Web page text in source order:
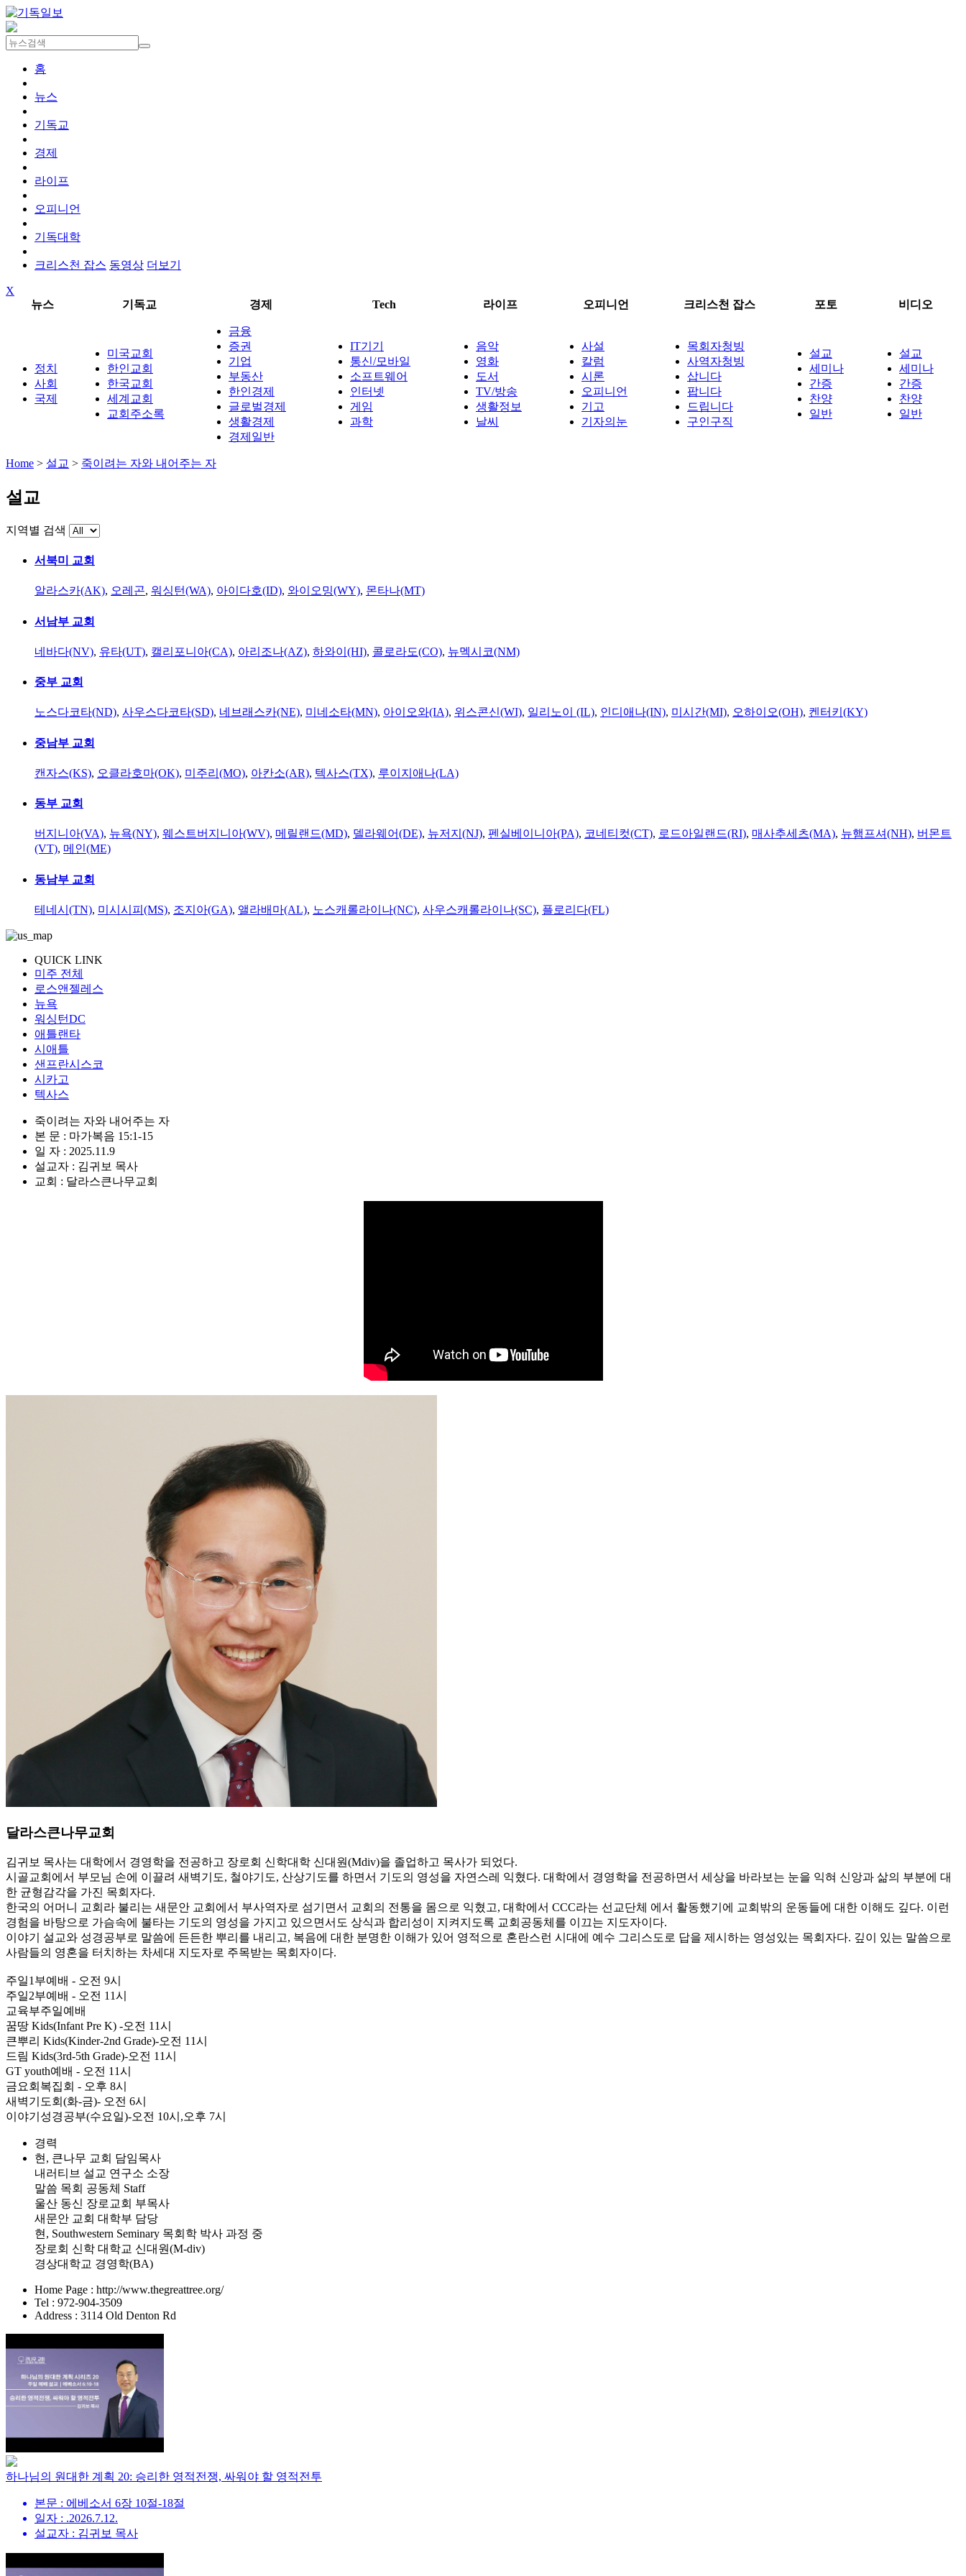
홈
뉴스
기독교
경제
라이프
오피니언
기독대학
크리스천 잡스 동영상 더보기
X
뉴스
기독교 경제 Tech 라이프 오피니언 크리스천 잡스 포토 비디오
정치
사회
국제
미국교회
한인교회
한국교회
세계교회
교회주소록
금융
증권
기업
부동산
한인경제
글로벌경제
생활경제
경제일반
IT기기
통신/모바일
소프트웨어
인터넷
게임
과학
음악
영화
도서
TV/방송
생활정보
날씨
사설
칼럼
시론
오피니언
기고
기자의눈
목회자청빙
사역자청빙
삽니다
팝니다
드립니다
구인구직
설교
세미나
간증
찬양
일반
설교
세미나
간증
찬양
일반
Home > 설교 > 죽이려는 자와 내어주는 자
설교
지역별 검색
서북미 교회
알라스카(AK), 오레곤, 워싱턴(WA), 아이다호(ID), 와이오밍(WY), 몬타나(MT)
서남부 교회
네바다(NV), 유타(UT), 캘리포니아(CA), 아리조나(AZ), 하와이(HI), 콜로라도(CO), 뉴멕시코(NM)
중부 교회
노스다코타(ND), 사우스다코타(SD), 네브래스카(NE), 미네소타(MN), 아이오와(IA), 위스콘신(WI), 일리노이 (IL), 인디애나(IN), 미시간(MI), 오하이오(OH), 켄터키(KY)
중남부 교회
캔자스(KS), 오클라호마(OK), 미주리(MO), 아칸소(AR), 텍사스(TX), 루이지애나(LA)
동부 교회
버지니아(VA), 뉴욕(NY), 웨스트버지니아(WV), 메릴랜드(MD), 델라웨어(DE), 뉴저지(NJ), 펜실베이니아(PA), 코네티컷(CT), 로드아일랜드(RI), 매사추세츠(MA), 뉴햄프셔(NH), 버몬트
(VT), 메인(ME)
동남부 교회
테네시(TN), 미시시피(MS), 조지아(GA), 앨라배마(AL), 노스캐롤라이나(NC), 사우스캐롤라이나(SC), 플로리다(FL)
QUICK LINK
미주 전체
로스앤젤레스
뉴욕
워싱턴DC
애틀랜타
시애틀
샌프란시스코
시카고
텍사스
죽이려는 자와 내어주는 자
본 문 : 마가복음 15:1-15
일 자 : 2025.11.9
설교자 : 김귀보 목사
교회 : 달라스큰나무교회
달라스큰나무교회
김귀보 목사는 대학에서 경영학을 전공하고 장로회 신학대학 신대원(Mdiv)을 졸업하고 목사가 되었다.
시골교회에서 부모님 손에 이끌려 새벽기도, 철야기도, 산상기도를 하면서 기도의 영성을 자연스레 익혔다. 대학에서 경영학을 전공하면서 세상을 바라보는 눈을 익혀 신앙과 삶의 부분에 대
한 균형감각을 가진 목회자다.
한국의 어머니 교회라 불리는 새문안 교회에서 부사역자로 섬기면서 교회의 전통을 몸으로 익혔고, 대학에서 CCC라는 선교단체 에서 활동했기에 교회밖의 운동들에 대한 이해도 깊다. 이런
경험을 바탕으로 가슴속에 불타는 기도의 영성을 가지고 있으면서도 상식과 합리성이 지켜지도록 교회공동체를 이끄는 지도자이다.
이야기 설교와 성경공부로 말씀에 든든한 뿌리를 내리고, 복음에 대한 분명한 이해가 있어 영적으로 혼란스런 시대에 예수 그리스도로 답을 제시하는 영성있는 목회자다. 깊이 있는 말씀으로
사람들의 영혼을 터치하는 차세대 지도자로 주목받는 목회자이다.
주일1부예배 - 오전 9시
주일2부예배 - 오전 11시
교육부주일예배
꿈땅 Kids(Infant Pre K) -오전 11시
큰뿌리 Kids(Kinder-2nd Grade)-오전 11시
드림 Kids(3rd-5th Grade)-오전 11시
GT youth예배 - 오전 11시
금요회복집회 - 오후 8시
새벽기도회(화-금)- 오전 6시
이야기성경공부(수요일)-오전 10시,오후 7시
경력
현, 큰나무 교회 담임목사
내러티브 설교 연구소 소장
말씀 목회 공동체 Staff
울산 동신 장로교회 부목사
새문안 교회 대학부 담당
현, Southwestern Seminary 목회학 박사 과정 중
장로회 신학 대학교 신대원(M-div)
경상대학교 경영학(BA)
Home Page : http://www.thegreattree.org/
Tel : 972-904-3509
Address : 3114 Old Denton Rd
하나님의 원대한 계획 20: 승리한 영적전쟁, 싸워야 할 영적전투
본문 : 에베소서 6장 10절-18절
일자 : .2026.7.12.
설교자 : 김귀보 목사